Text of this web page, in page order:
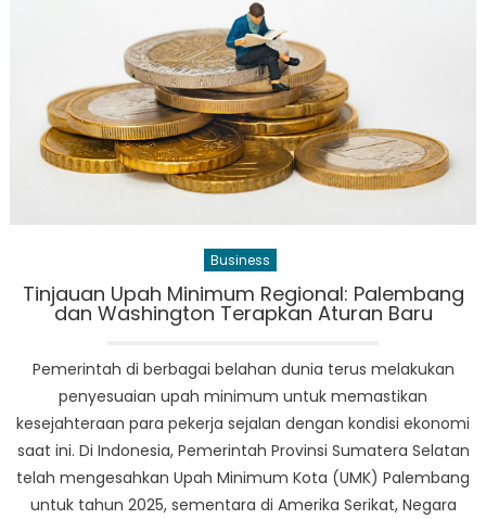
Selebriti
Hingga
Resep
Warisan:
Inspirasi
Kue
Manis
untuk
Business
Tinjauan Upah Minimum Regional: Palembang
dan Washington Terapkan Aturan Baru
Pemerintah di berbagai belahan dunia terus melakukan
penyesuaian upah minimum untuk memastikan
kesejahteraan para pekerja sejalan dengan kondisi ekonomi
saat ini. Di Indonesia, Pemerintah Provinsi Sumatera Selatan
telah mengesahkan Upah Minimum Kota (UMK) Palembang
untuk tahun 2025, sementara di Amerika Serikat, Negara